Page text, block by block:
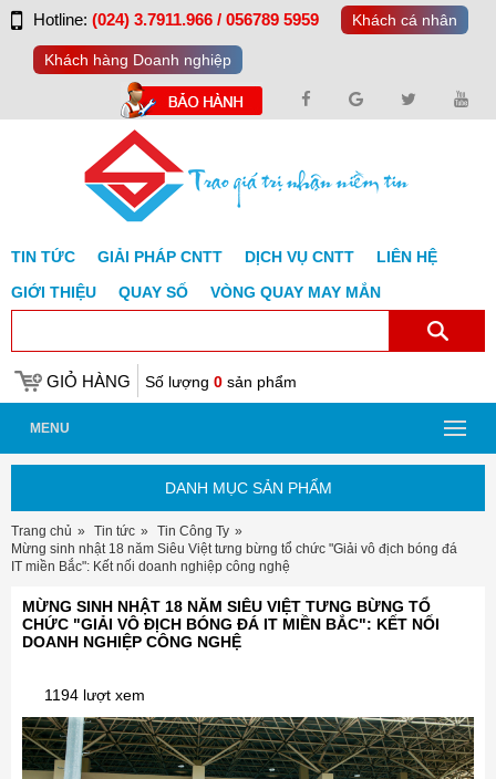
Hotline: (024) 3.7911.966 / 056789 5959 Khách cá nhân
Khách hàng Doanh nghiệp
TIN TỨC GIẢI PHÁP CNTT DỊCH VỤ CNTT
LIÊN HỆ
GIỚI THIỆU
QUAY SỐ VÒNG QUAY MAY MẮN
GIỎ HÀNG Số lượng 0 sản phẩm
MENU
DANH MỤC SẢN PHẨM
Trang chủ Tin tức
Tin Công Ty
Mừng sinh nhật 18 năm Siêu Việt tưng bừng tổ chức "Giải vô địch bóng đá
IT miền Bắc": Kết nối doanh nghiệp công nghệ
MỪNG SINH NHẬT 18 NĂM SIÊU VIỆT TƯNG BỪNG TỔ
CHỨC "GIẢI VÔ ĐỊCH BÓNG ĐÁ IT MIỀN BẮC": KẾT NỐI
DOANH NGHIỆP CÔNG NGHỆ
1194 lượt xem